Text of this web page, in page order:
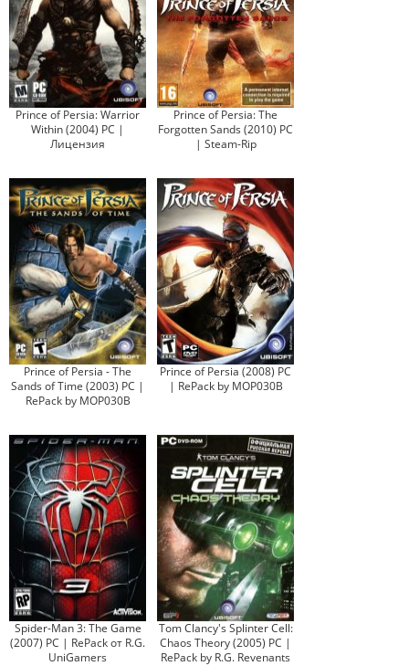
Prince of Persia: Warrior
Within (2004) PC |
Лицензия
Prince of Persia: The
Forgotten Sands (2010) PC
| Steam-Rip
Prince of Persia - The
Sands of Time (2003) PC |
RePack by MOP030B
Prince of Persia (2008) PC
| RePack by MOP030B
Spider-Man 3: The Game
(2007) PC | RePack от R.G.
UniGamers
Tom Clancy's Splinter Cell:
Chaos Theory (2005) PC |
RePack by R.G. Revenants